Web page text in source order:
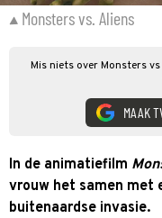
Monsters vs. Aliens
Mis niets over Monsters
MAAK
In de animatiefilm
vrouw het samen met
buitenaardse invasie.